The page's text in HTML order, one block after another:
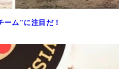
ーム"に注目だ！